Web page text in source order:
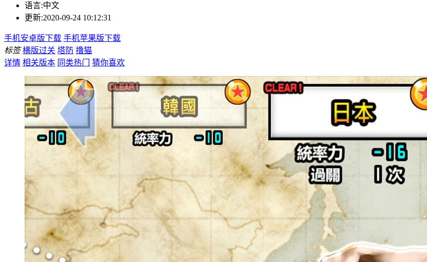
语言:中文
更新:2020-09-24 10:12:31
手机安卓版下载 手机苹果版下载
标签 横版过关 塔防 撸猫
详情 相关版本 同类热门 猜你喜欢